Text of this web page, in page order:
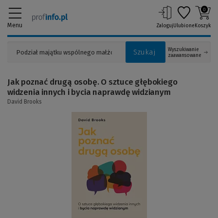
Menu
Szukaj
Wyszukiwanie
zaawansowane
ZalogujUlubione
0
Koszyk
Jak poznać drugą osobę. O sztuce głębokiego
widzenia innych i bycia naprawdę widzianym
David Brooks